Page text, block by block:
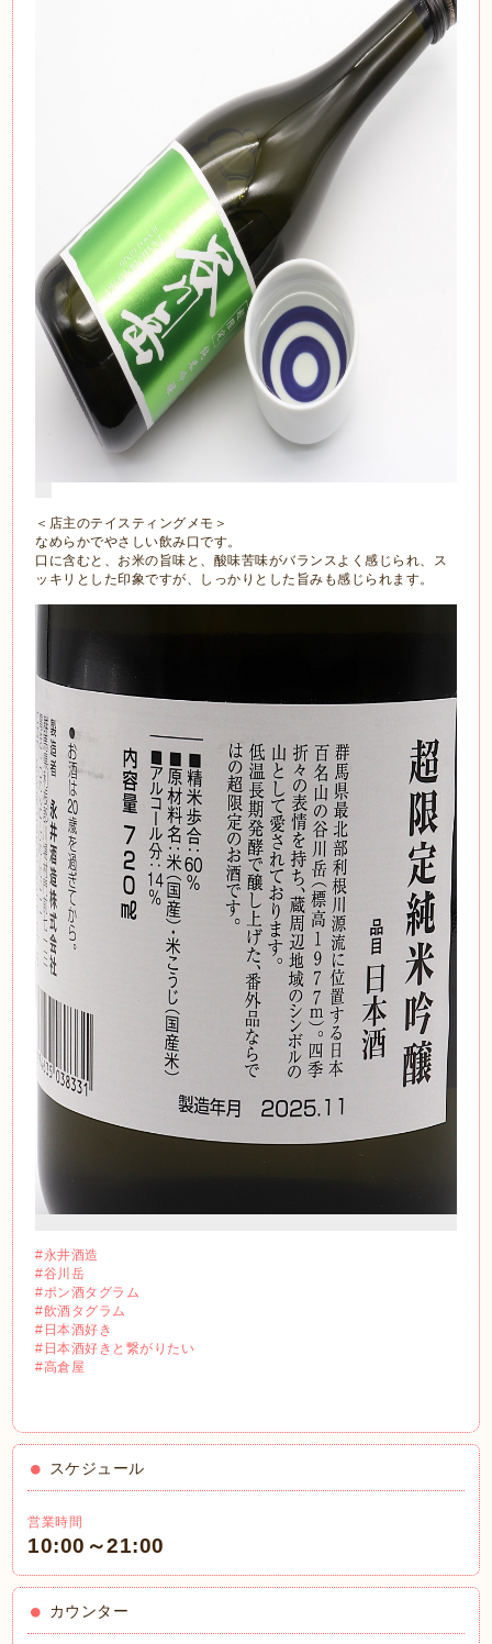
＜店主のテイスティングメモ＞
なめらかでやさしい飲み口です。
口に含むと、お米の旨味と、酸味苦味がバランスよく感じられ、ス
ッキリとした印象ですが、しっかりとした旨みも感じられます。
#永井酒造
#谷川岳
#ポン酒タグラム
#飲酒タグラム
#日本酒好き
#日本酒好きと繋がりたい
#高倉屋
スケジュール
営業時間
10:00～21:00
カウンター